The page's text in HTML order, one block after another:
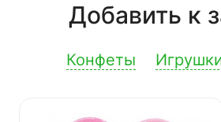
Добавить к
Конфеты